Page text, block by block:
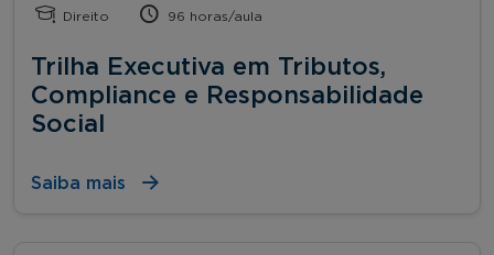
Direito 96 horas/aula
Trilha Executiva em Tributos,
Compliance e Responsabilidade
Social
Saiba mais